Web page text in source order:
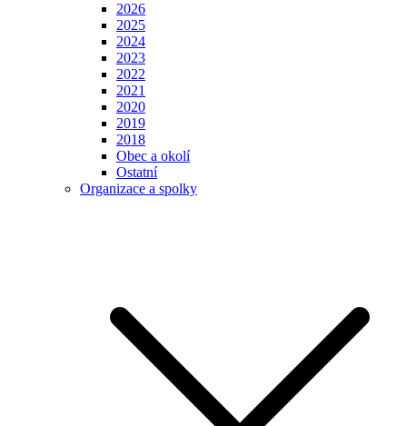
2026
2025
2024
2023
2022
2021
2020
2019
2018
Obec a okolí
Ostatní
Organizace a spolky